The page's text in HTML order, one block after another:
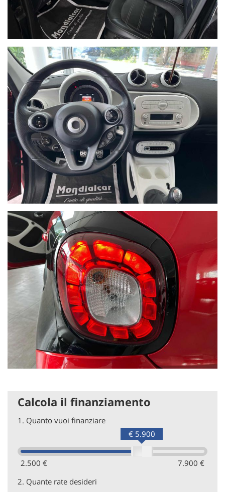
Calcola il finanziamento
1. Quanto vuoi finanziare
2.500 € 7.900 €
€ 5.900
2. Quante rate desideri